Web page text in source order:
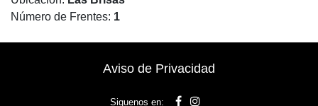
Número de Frentes: 1
Aviso de Privacidad
Siguenos en: